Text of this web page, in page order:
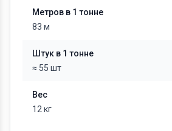
Метров в 1 тонне
83 м
Штук в 1 тонне
≈ 55 шт
Вес
12 кг